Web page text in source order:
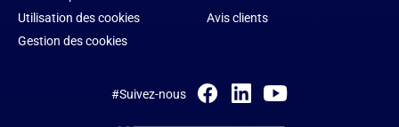
Utilisation des cookies
Gestion des cookies
Avis clients
#Suivez-nous